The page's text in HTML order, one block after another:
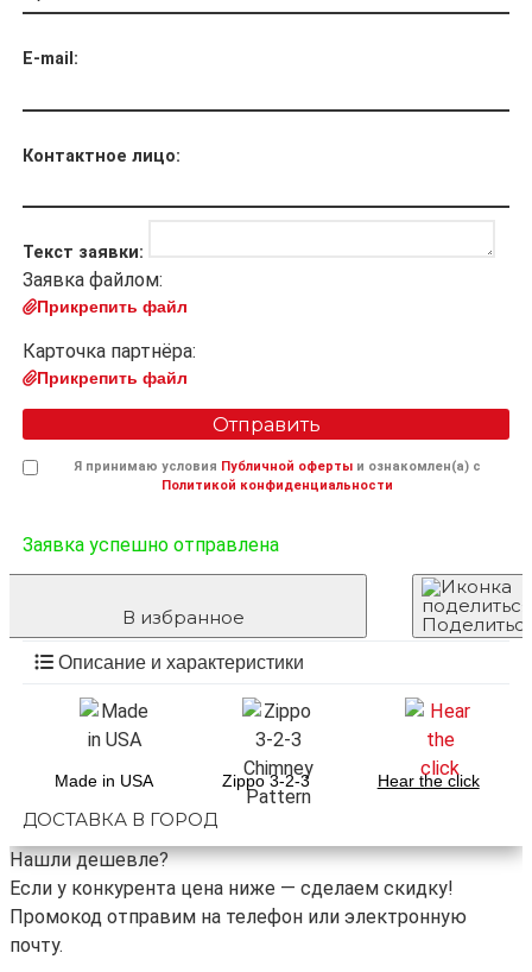
E-mail:
Контактное лицо:
Текст заявки:
Заявка файлом:
Прикрепить файл
Карточка партнёра:
Прикрепить файл
Отправить
Я принимаю условия Публичной офертыи ознакомлен(а) с
Политикой конфиденциальности
Заявка успешно отправлена
В избранное
Описание и характеристики
Made in USA Zippo 3-2-3 Hear the click
ДОСТАВКА В ГОРОД
Нашли дешевле?
Если у конкурента цена ниже — сделаем скидку!
Промокод отправим на телефон или электронную
почту.